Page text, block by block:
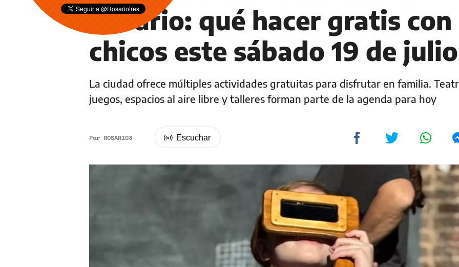
Rosario: qué hacer gratis con
chicos este sábado 19 de julio
La ciudad ofrece múltiples actividades gratuitas para disfrutar en familia.
juegos, espacios al aire libre y talleres forman parte de la agenda para hoy
Por ROSARIO3